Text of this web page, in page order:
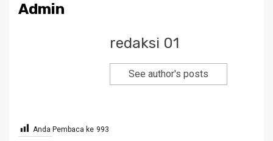
Admin
redaksi 01
See author's posts
Anda Pembaca ke 993